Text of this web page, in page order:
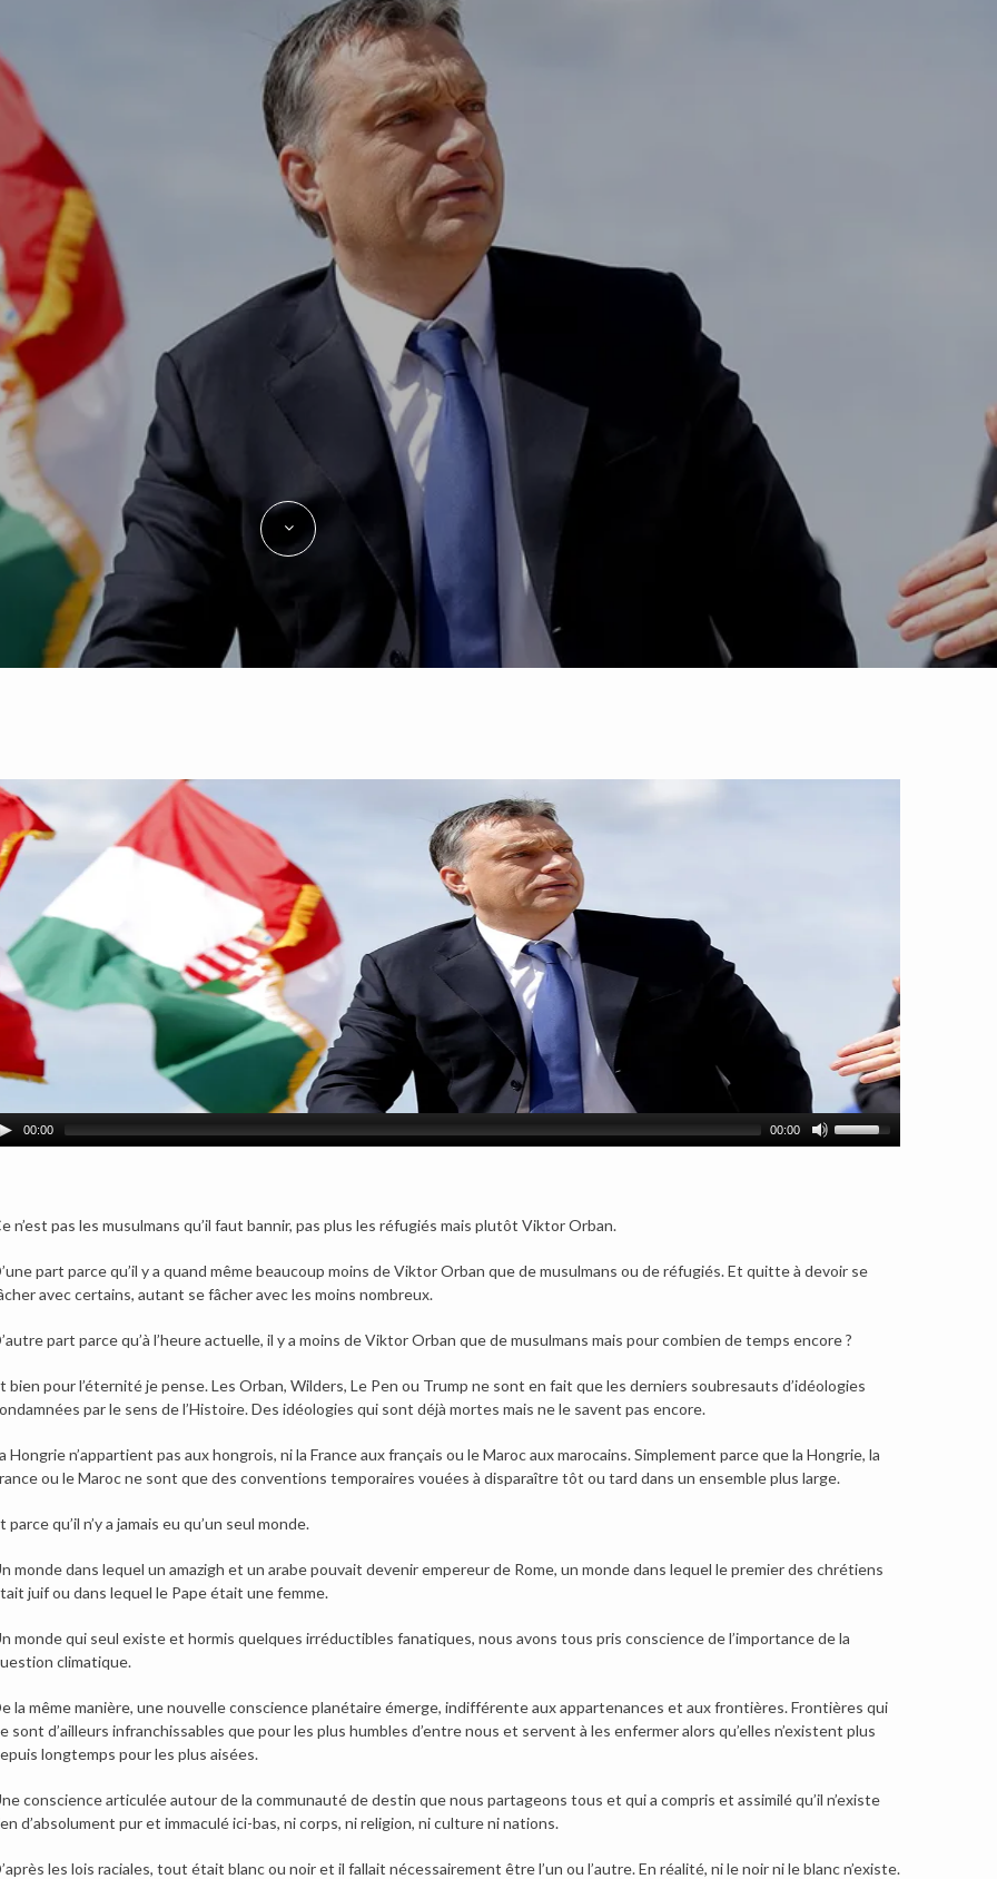
00:00 00:00
n’est pas les musulmans qu’il faut bannir, pas plus les réfugiés mais plutôt Viktor Orban.
part parce qu’il y a quand même beaucoup moins de Viktor Orban que de musulmans ou de réfugiés. Et quitte à devoir se
avec certains, autant se fâcher avec les moins nombreux.
part parce qu’à l’heure actuelle, il y a moins de Viktor Orban que de musulmans mais pour combien de temps encore ?
bien pour l’éternité je pense. Les Orban, Wilders, Le Pen ou Trump ne sont en fait que les derniers soubresauts d’idéologies
par le sens de l’Histoire. Des idéologies qui sont déjà mortes mais ne le savent pas encore.
Hongrie n’appartient pas aux hongrois, ni la France aux français ou le Maroc aux marocains. Simplement parce que la Hongrie, la
ou le Maroc ne sont que des conventions temporaires vouées à disparaître tôt ou tard dans un ensemble plus large.
parce qu’il n’y a jamais eu qu’un seul monde.
monde dans lequel un amazigh et un arabe pouvait devenir empereur de Rome, un monde dans lequel le premier des chrétiens
juif ou dans lequel le Pape était une femme.
monde qui seul existe et hormis quelques irréductibles fanatiques, nous avons tous pris conscience de l’importance de la
climatique.
la même manière, une nouvelle conscience planétaire émerge, indifférente aux appartenances et aux frontières. Frontières qui
sont d’ailleurs infranchissables que pour les plus humbles d’entre nous et servent à les enfermer alors qu’elles n’existent plus
longtemps pour les plus aisées.
conscience articulée autour de la communauté de destin que nous partageons tous et qui a compris et assimilé qu’il n’existe
d’absolument pur et immaculé ici-bas, ni corps, ni religion, ni culture ni nations.
les lois raciales, tout était blanc ou noir et il fallait nécessairement être l’un ou l’autre. En réalité, ni le noir ni le blanc n’existe.